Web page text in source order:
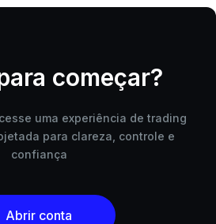
começar?
uma experiência de trading
para clareza, controle e
confiança
Abrir conta